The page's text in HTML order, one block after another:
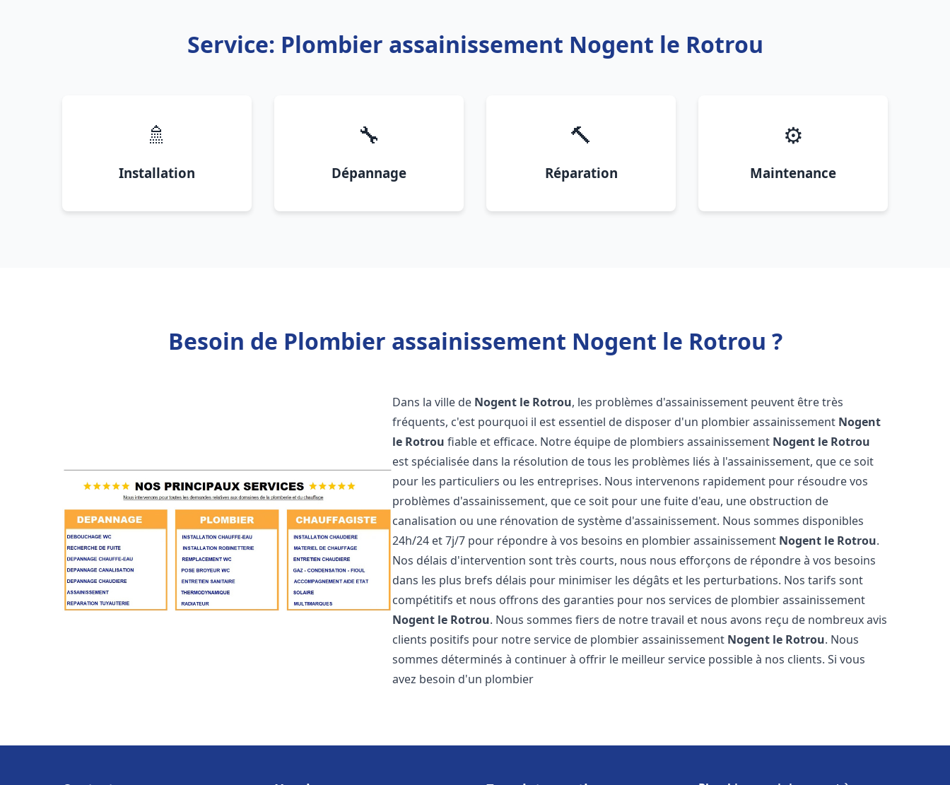
Service: Plombier assainissement Nogent le Rotrou
🚿
Installation
🔧
Dépannage
🔨
Réparation
⚙️
Maintenance
Besoin de Plombier assainissement Nogent le Rotrou ?
Dans la ville de Nogent le Rotrou, les problèmes d'assainissement peuvent être très
fréquents, c'est pourquoi il est essentiel de disposer d'un plombier assainissement Nogent
le Rotrou fiable et efficace. Notre équipe de plombiers assainissement Nogent le Rotrou
est spécialisée dans la résolution de tous les problèmes liés à l'assainissement, que ce soit
pour les particuliers ou les entreprises. Nous intervenons rapidement pour résoudre vos
problèmes d'assainissement, que ce soit pour une fuite d'eau, une obstruction de
canalisation ou une rénovation de système d'assainissement. Nous sommes disponibles
24h/24 et 7j/7 pour répondre à vos besoins en plombier assainissement Nogent le Rotrou.
Nos délais d'intervention sont très courts, nous nous efforçons de répondre à vos besoins
dans les plus brefs délais pour minimiser les dégâts et les perturbations. Nos tarifs sont
compétitifs et nous offrons des garanties pour nos services de plombier assainissement
Nogent le Rotrou. Nous sommes fiers de notre travail et nous avons reçu de nombreux avis
clients positifs pour notre service de plombier assainissement Nogent le Rotrou. Nous
sommes déterminés à continuer à offrir le meilleur service possible à nos clients. Si vous
avez besoin d'un plombier